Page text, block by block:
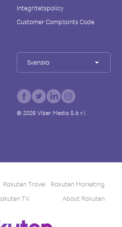
Integritetspolicy
Customer Complaints Code
Svenska
© 2026Viber Media S.à r.l.
Rakuten Travel
Rakuten Marketing
TV About Rakuten